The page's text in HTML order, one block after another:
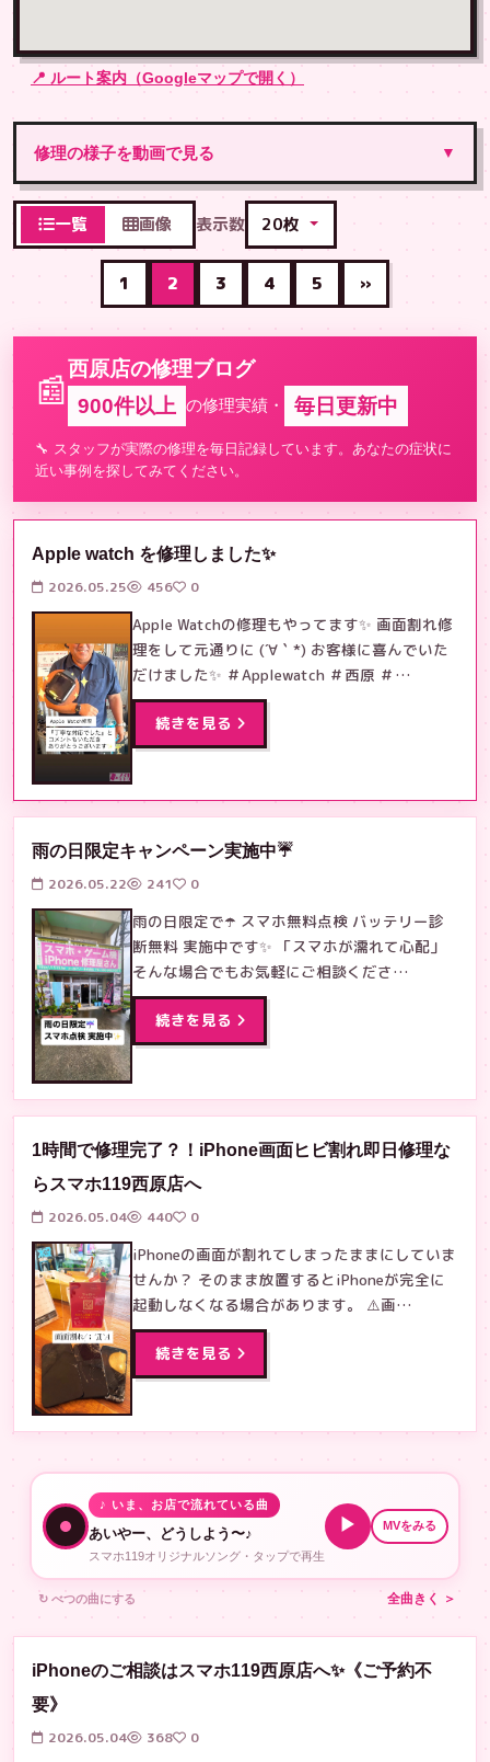
📍 ルート案内（Googleマップで開く）
修理の様子を動画で見る ▼
一覧 画像 表示数
1 2 3 4 5 »
📰
西原店の修理ブログ
900件以上 の修理実績・ 毎日更新中
🔧 スタッフが実際の修理を毎日記録しています。あなたの症状に
近い事例を探してみてください。
Apple watch を修理しました✨
2026.05.25
456 0
Apple Watchの修理もやってます✨ 画面割れ修
理をして元通りに (´∀｀*) お客様に喜んでいた
だけました✨ ＃Applewatch ＃西原 ＃…
続きを見る
雨の日限定キャンペーン実施中☔
2026.05.22
241 0
雨の日限定で☂️ スマホ無料点検 バッテリー診
断無料 実施中です✨ 「スマホが濡れて心配」
そんな場合でもお気軽にご相談くださ…
続きを見る
1時間で修理完了？！iPhone画面ヒビ割れ即日修理な
らスマホ119西原店へ
2026.05.04
440 0
iPhoneの画面が割れてしまったままにしていま
せんか？ そのまま放置するとiPhoneが完全に
起動しなくなる場合があります。 ⚠️画…
続きを見る
♪ いま、お店で流れている曲
あいやー、どうしよう〜♪
スマホ119オリジナルソング・タップで再生
▶ MVをみる
↻ べつの曲にする 全曲きく ＞
iPhoneのご相談はスマホ119西原店へ✨《ご予約不
要》
2026.05.04
368 0